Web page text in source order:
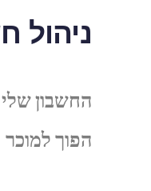
ניהול
החשבון שלי
הפוך למוכר